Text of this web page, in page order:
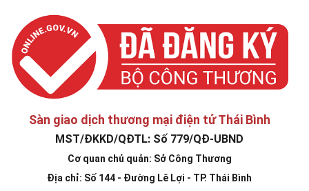
Sàn giao dịch thương mại điện tử Thái Bình
MST/ĐKKD/QĐTL: Số 779/QĐ-UBND
Cơ quan chủ quản: Sở Công Thương
Địa chỉ: Số 144 - Đường Lê Lợi - TP. Thái Bình